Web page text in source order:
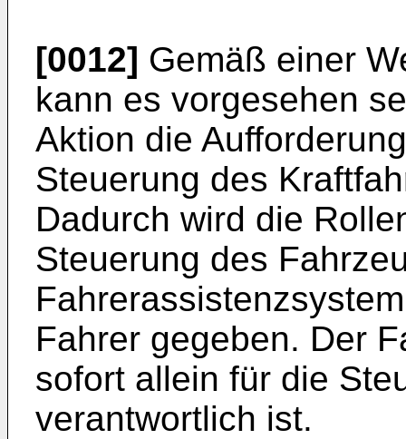
[0012] Gemäß einer
kann es vorgesehen
Aktion die
Steuerung des
Dadurch wird die
Steuerung des
Fahrer gegeben. Der
sofort allein für die
verantwortlich ist.